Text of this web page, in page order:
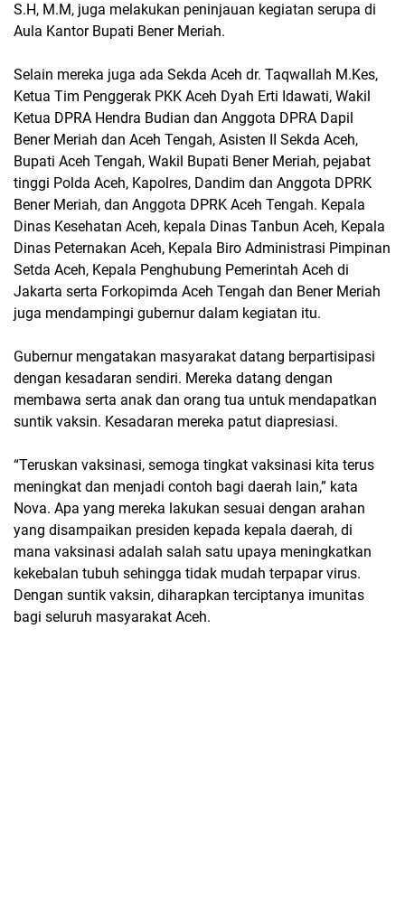
S.H, M.M, juga melakukan peninjauan kegiatan serupa di
Aula Kantor Bupati Bener Meriah.
Selain mereka juga ada Sekda Aceh dr. Taqwallah M.Kes,
Ketua Tim Penggerak PKK Aceh Dyah Erti Idawati, Wakil
Ketua DPRA Hendra Budian dan Anggota DPRA Dapil
Bener Meriah dan Aceh Tengah, Asisten II Sekda Aceh,
Bupati Aceh Tengah, Wakil Bupati Bener Meriah, pejabat
tinggi Polda Aceh, Kapolres, Dandim dan Anggota DPRK
Bener Meriah, dan Anggota DPRK Aceh Tengah. Kepala
Dinas Kesehatan Aceh, kepala Dinas Tanbun Aceh, Kepala
Dinas Peternakan Aceh, Kepala Biro Administrasi Pimpinan
Setda Aceh, Kepala Penghubung Pemerintah Aceh di
Jakarta serta Forkopimda Aceh Tengah dan Bener Meriah
juga mendampingi gubernur dalam kegiatan itu.
Gubernur mengatakan masyarakat datang berpartisipasi
dengan kesadaran sendiri. Mereka datang dengan
membawa serta anak dan orang tua untuk mendapatkan
suntik vaksin. Kesadaran mereka patut diapresiasi.
“Teruskan vaksinasi, semoga tingkat vaksinasi kita terus
meningkat dan menjadi contoh bagi daerah lain,” kata
Nova. Apa yang mereka lakukan sesuai dengan arahan
yang disampaikan presiden kepada kepala daerah, di
mana vaksinasi adalah salah satu upaya meningkatkan
kekebalan tubuh sehingga tidak mudah terpapar virus.
Dengan suntik vaksin, diharapkan terciptanya imunitas
bagi seluruh masyarakat Aceh.